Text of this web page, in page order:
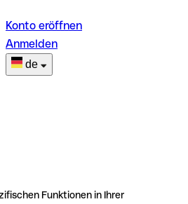
Konto eröffnen
Anmelden
de
Funktionen in Ihrer